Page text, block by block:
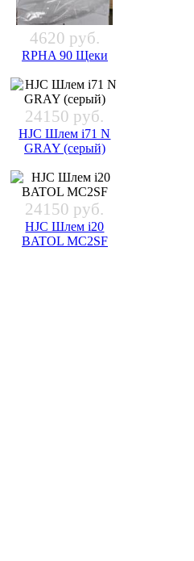
4620 руб.
RPHA 90 Щеки
24150 руб.
HJC Шлем i71 N
GRAY (серый)
24150 руб.
HJC Шлем i20
BATOL MC2SF